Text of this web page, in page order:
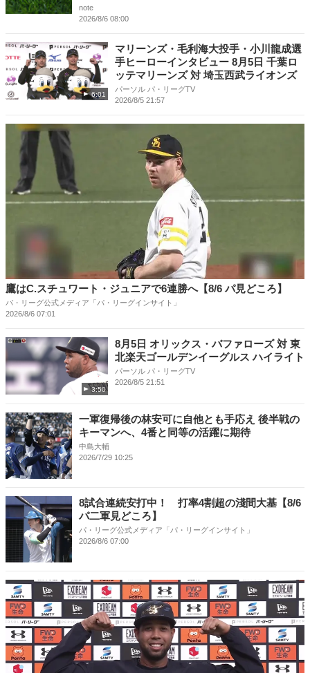
note
2026/8/6 08:00
6:01
マリーンズ・毛利海大投手・小川龍成選
手ヒーローインタビュー 8月5日 千葉ロ
ッテマリーンズ 対 埼玉西武ライオンズ
パーソル パ・リーグTV
2026/8/5 21:57
鷹はC.スチュワート・ジュニアで6連勝へ【8/6 パ見どころ】
パ・リーグ公式メディア「パ・リーグインサイト」
2026/8/6 07:01
3:50
8月5日 オリックス・バファローズ 対 東
北楽天ゴールデンイーグルス ハイライト
パーソル パ・リーグTV
2026/8/5 21:51
一軍復帰後の林安可に自他とも手応え 後半戦の
キーマンへ、4番と同等の活躍に期待
中島大輔
2026/7/29 10:25
8試合連続安打中！ 打率4割超の淺間大基【8/6
パ二軍見どころ】
パ・リーグ公式メディア「パ・リーグインサイト」
2026/8/6 07:00